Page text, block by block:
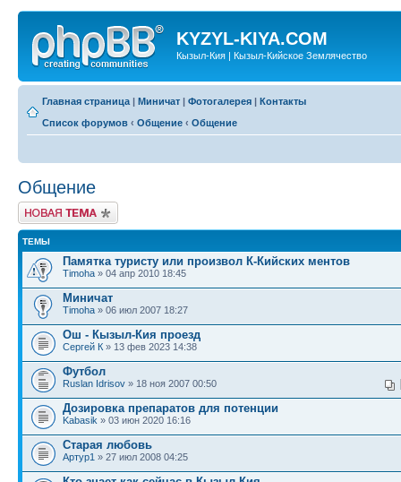
KYZYL-KIYA.COM
Кызыл-Кия | Кызыл-Кийское Землячество
Главная страница | Миничат | Фотогалерея | Контакты
Список форумов ‹ Общение ‹ Общение
Общение
Новая тема
ТЕМЫ
Памятка туристу или произвол К-Кийских ментов
Timoha » 04 апр 2010 18:45
Миничат
Timoha » 06 июл 2007 18:27
Ош - Кызыл-Кия проезд
Сергей К » 13 фев 2023 14:38
Футбол
Ruslan Idrisov » 18 ноя 2007 00:50
Дозировка препаратов для потенции
Kabasik » 03 июн 2020 16:16
Старая любовь
Артур1 » 27 июл 2008 04:25